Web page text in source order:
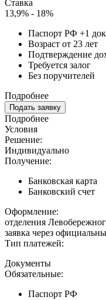
Ставка
13,9% - 18%
Паспорт РФ +1
Возраст от 23 лет
Подтверждение
Требуется залог
Без поручителей
Подробнее
Подать заявку
Подробнее
Условия
Решение:
Индивидуально
Получение:
Банковская карта
Банковский счет
Оформление:
отделения
заявка через
Тип платежей:
Документы
Обязательные:
Паспорт РФ